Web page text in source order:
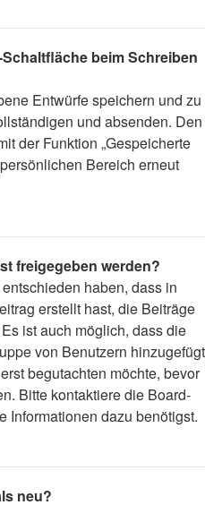
beim Schreiben
Entwürfe speichern und zu
und absenden. Den
der Funktion „Gespeicherte
Bereich erneut
freigegeben werden?
haben, dass in
erstellt hast, die Beiträge
ist auch möglich, dass die
von Benutzern hinzugefügt
begutachten möchte, bevor
Bitte kontaktiere die Board-
Informationen dazu benötigst.
neu?